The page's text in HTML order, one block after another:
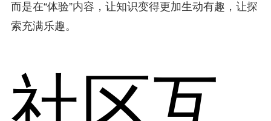
而是在“体验”内容，让知识变得更加生动有趣，让探
索充满乐趣。